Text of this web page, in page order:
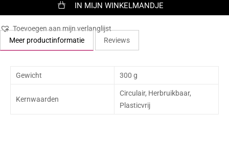
IN MIJN WINKELMANDJE
Toevoegen aan mijn verlanglijst
Meer productinformatie
Reviews
Gewicht 300 g
Kernwaarden
Circulair, Herbruikbaar,
Plasticvrij